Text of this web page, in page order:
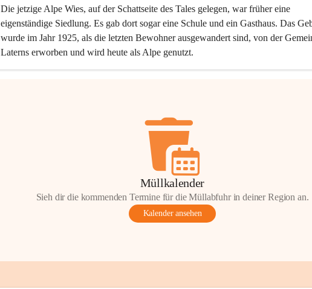
Die jetzige Alpe Wies, auf der Schattseite des Tales gelegen, war früher eine
eigenständige Siedlung. Es gab dort sogar eine Schule und ein Gasthaus. Das
wurde im Jahr 1925, als die letzten Bewohner ausgewandert sind, von der
Laterns erworben und wird heute als Alpe genutzt.
Müllkalender
Sieh dir die kommenden Termine für die Müllabfuhr in deiner Region an.
Kalender ansehen